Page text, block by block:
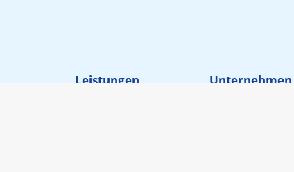
Leistungen Unternehmen